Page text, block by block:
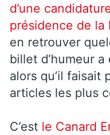
d’une
présidence de la
en retrouver
billet d’humeur
alors qu’il faisait
articles les plus
C’est le Canard